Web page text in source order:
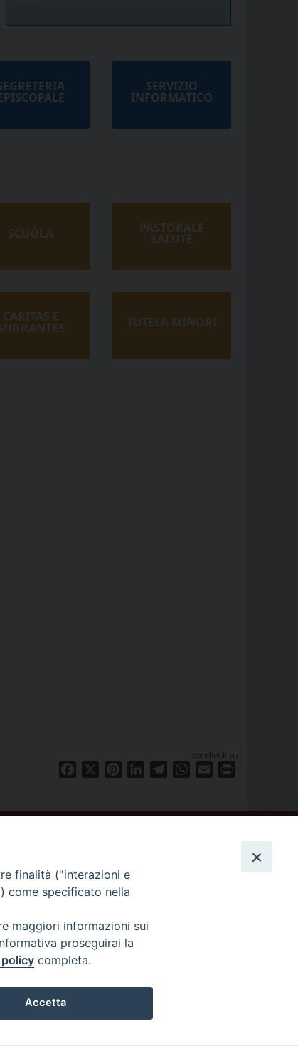
SERVIZIO
INFORMATICO
SCUOLA
CARITAS E
PASTORALE
SALUTE
TUTELA MINORI
condividi su
Facebook PinterestLinkedInTelegramWhatsApp
Email
finalità ("interazioni e
come specificato nella
maggiori informazioni sui
proseguirai la
completa.
Accetta